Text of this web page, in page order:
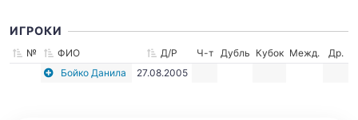
ИГРОКИ
№ ФИО Д/Р Ч-т Дубль Кубок Межд.
Др.
Бойко Данила
27.08.2005